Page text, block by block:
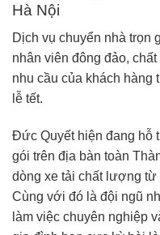
Hà Nội
Dịch vụ chuyển nhà trọn
nhân viên đông đảo,
nhu cầu của khách hàng
lễ tết.
Đức Quyết hiện đang hỗ
gói trên địa bàn toàn
dòng xe tải chất lượng
Cùng với đó là đội ngũ
làm việc chuyên nghiệp